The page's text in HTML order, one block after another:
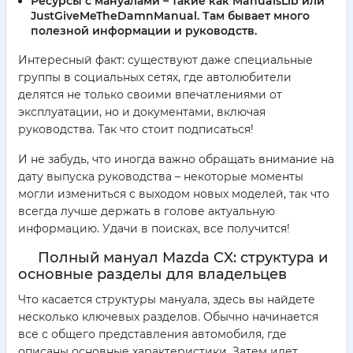
JustGiveMeTheDamnManual. Там бывает много
полезной информации и руководств.
Интересный факт: существуют даже специальные
группы в социальных сетях, где автолюбители
делятся не только своими впечатлениями от
эксплуатации, но и документами, включая
руководства. Так что стоит подписаться!
И не забудь, что иногда важно обращать внимание на
дату выпуска руководства – некоторые моменты
могли измениться с выходом новых моделей, так что
всегда лучше держать в голове актуальную
информацию. Удачи в поисках, все получится!
Полный мануал Mazda CX: структура и
основные разделы для владельцев
Что касается структуры мануала, здесь вы найдете
несколько ключевых разделов. Обычно начинается
все с общего представления автомобиля, где